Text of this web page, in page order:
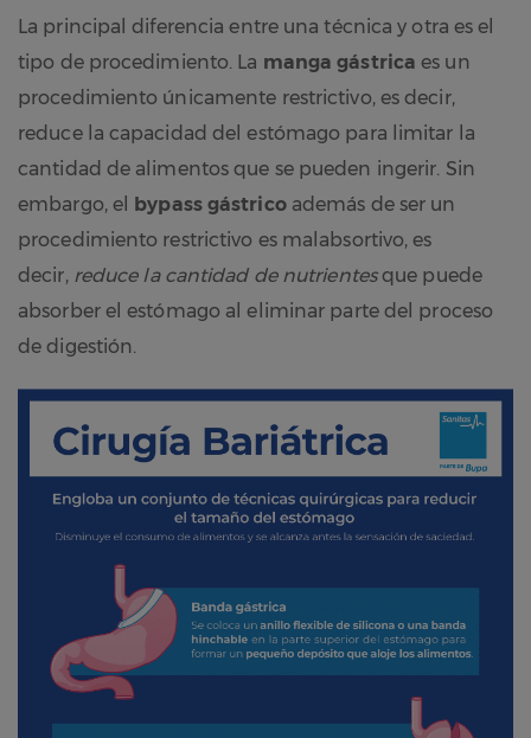
La principal diferencia entre una técnica y otra es el
tipo de procedimiento. La manga gástrica es un
procedimiento únicamente restrictivo, es decir,
reduce la capacidad del estómago para limitar la
cantidad de alimentos que se pueden ingerir. Sin
embargo, el bypass gástricoademás de ser un
procedimiento restrictivo es malabsortivo, es
decir, reduce la cantidad de nutrientesque puede
absorber el estómago al eliminar parte del proceso
de digestión.